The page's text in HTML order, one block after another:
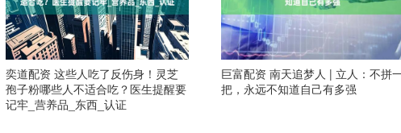
奕道配资 这些人吃了反伤身！灵芝
孢子粉哪些人不适合吃？医生提醒要
记牢_营养品_东西_认证
巨富配资 南天追梦人 | 立人：不拼
把，永远不知道自己有多强